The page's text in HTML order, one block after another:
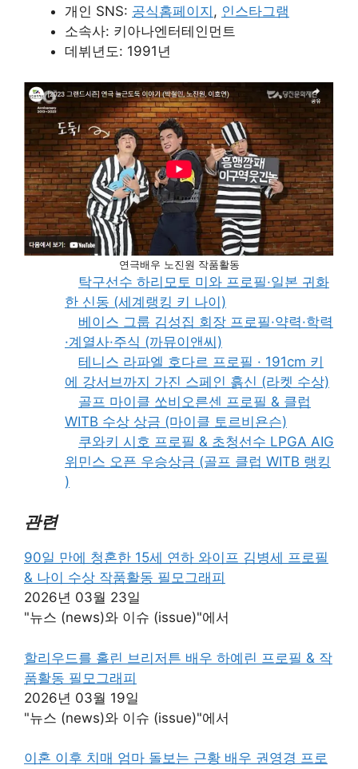
개인 SNS: 공식홈페이지 , 인스타그램
소속사: 키아나엔터테인먼트
데뷔년도: 1991년
연극배우 노진원 작품활동
탁구선수 하리모토 미와 프로필·일본 귀화
한 신동 (세계랭킹 키 나이)
베이스 그룹 김성집 회장 프로필·약력·학력
·계열사·주식 (까뮤이앤씨)
테니스 라파엘 호다르 프로필 · 191cm 키
에 강서브까지 가진 스페인 흙신 (라켓 수상)
골프 마이클 쏘비오른센 프로필 & 클럽
WITB 수상 상금 (마이클 토르비욘슨)
쿠와키 시호 프로필 & 초청선수 LPGA AIG
위민스 오픈 우승상금 (골프 클럽 WITB 랭킹
)
관련
90일 만에 청혼한 15세 연하 와이프 김병세 프로필
& 나이 수상 작품활동 필모그래피
2026년 03월 23일
"뉴스 (news)와 이슈 (issue)"에서
할리우드를 홀린 브리저튼 배우 하예린 프로필 & 작
품활동 필모그래피
2026년 03월 19일
"뉴스 (news)와 이슈 (issue)"에서
이혼 이후 치매 엄마 돌보는 근황 배우 권영경 프로